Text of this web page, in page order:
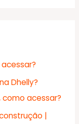
Dhelly?
como acessar?
|